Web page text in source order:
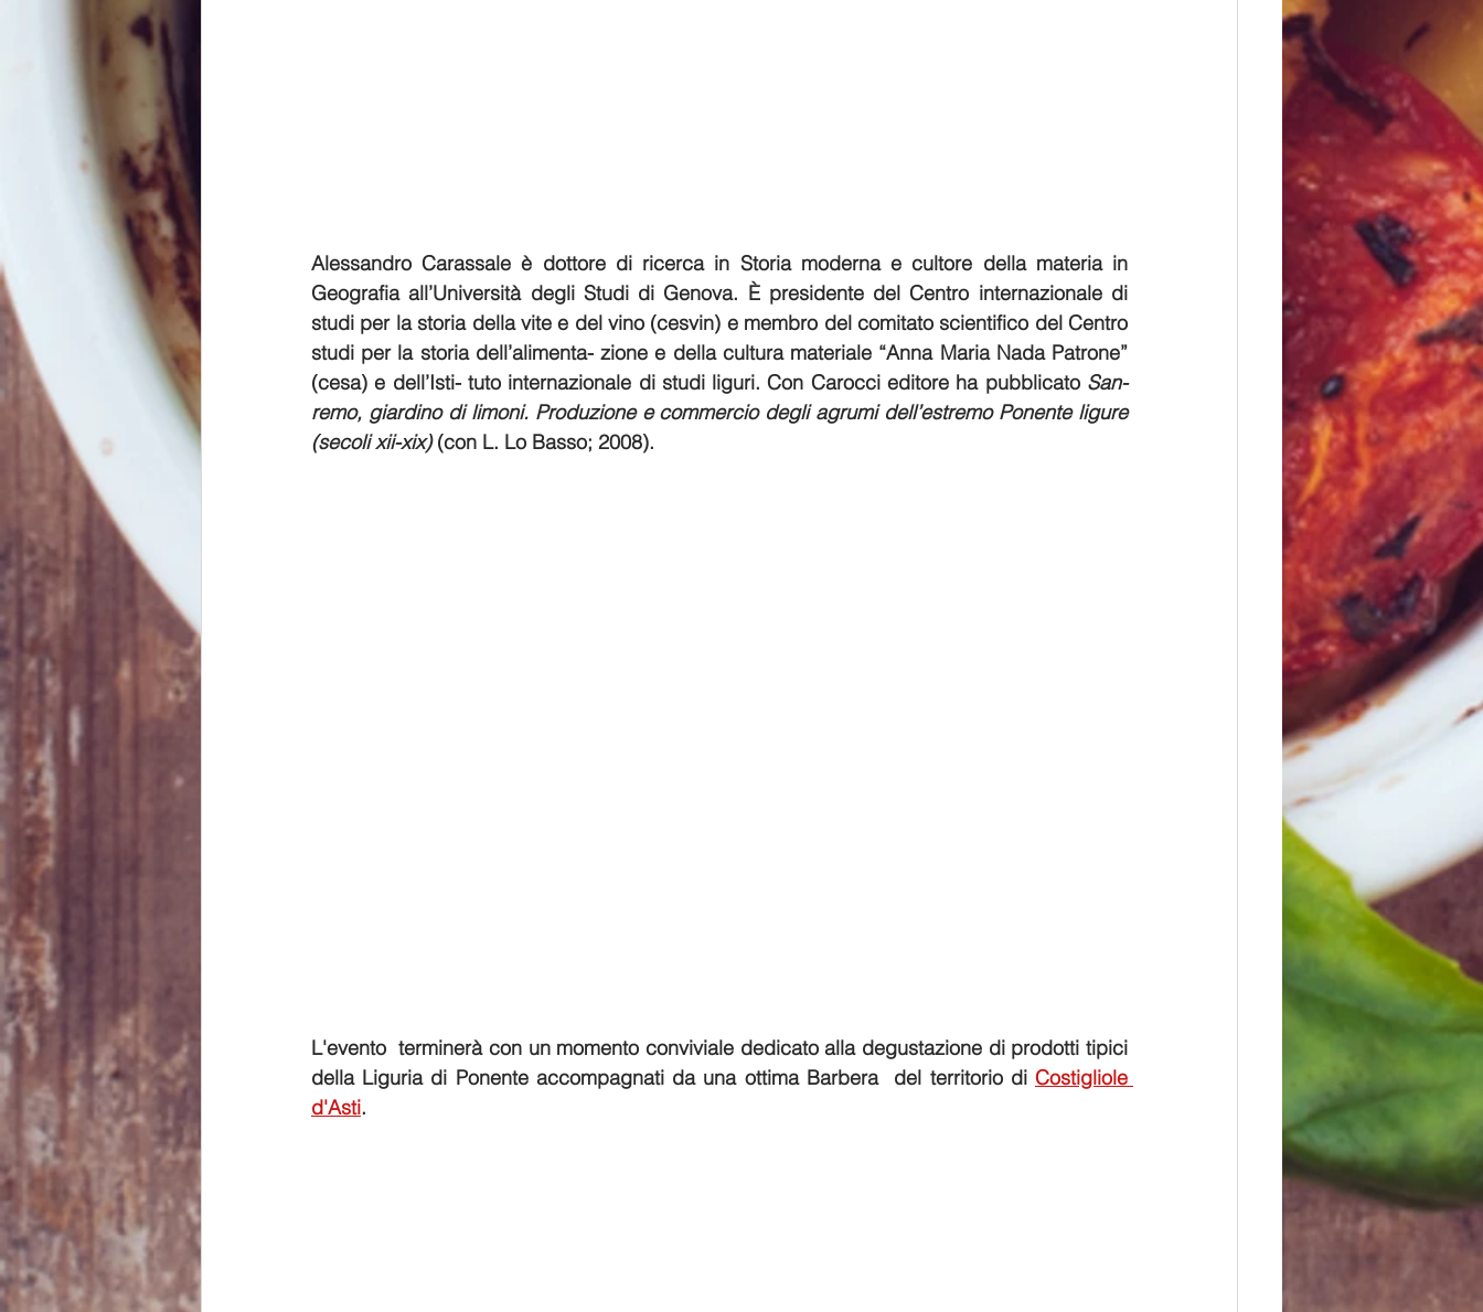
Alessandro Carassale è dottore di ricerca in Storia moderna e cultore della materia in
Geografia all’Università degli Studi di Genova. È presidente del Centro internazionale di
studi per la storia della vite e del vino (cesvin) e membro del comitato scientifico del Centro
studi per la storia dell’alimenta- zione e della cultura materiale “Anna Maria Nada Patrone”
(cesa) e dell’Isti- tuto internazionale di studi liguri. Con Carocci editore ha pubblicato San-
remo, giardino di limoni. Produzione e commercio degli agrumi dell’estremo Ponente ligure
(secoli xii-xix) (con L. Lo Basso; 2008).
L'evento  terminerà con un momento conviviale dedicato alla degustazione di prodotti tipici
della Liguria di Ponente accompagnati da una ottima Barbera  del territorio di Costigliole
d'Asti.